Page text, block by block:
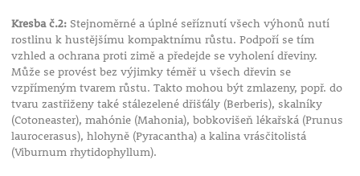
Kresba č.2:Stejnoměrné a úplné seříznutí všech výhonů nutí
rostlinu k hustějšímu kompaktnímu růstu. Podpoří se tím
vzhled a ochrana proti zimě a předejde se vyholení dřeviny.
Může se provést bez výjimky téměř u všech dřevin se
vzpřímeným tvarem růstu. Takto mohou být zmlazeny, popř. do
tvaru zastřiženy také stálezelené dřišťály (Berberis), skalníky
(Cotoneaster), mahónie (Mahonia), bobkovišeň lékařská (Prunus
laurocerasus), hlohyně (Pyracantha) a kalina vrásčitolistá
(Viburnum rhytidophyllum).